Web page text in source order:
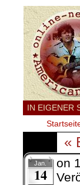
IN EIGENER
«
Jan.
14
on